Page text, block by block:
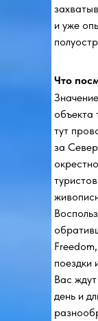
объекта
тут
за
поездки
Вас
день и
и уже
Что